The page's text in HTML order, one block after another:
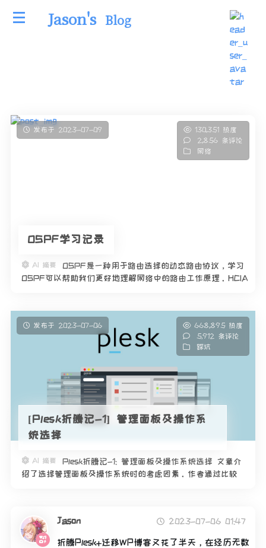
Jason's Blog
发布于 2023-07-09
130,351 热度
2,856 条评论
网络
OSPF学习记录
AI 摘要
OSPF是一种用于路由选择的动态路由协议，学习
OSPF可以帮助我们更好地理解网络中的路由工作原理。HCIA
O
发布于 2023-07-06
668,895 热度
5,912 条评论
踩坑
[Plesk折腾记-1] 管理面板及操作系
统选择
AI 摘要
Plesk折腾记-1: 管理面板及操作系统选择 文章介
绍了选择管理面板及操作系统时的考虑因素。作者通过比较
Jason 2023-07-06 01:47
折腾Plesk+迁移WP博客又花了半天，在经历无数